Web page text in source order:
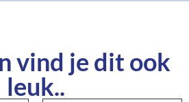
vind je dit ook
leuk..